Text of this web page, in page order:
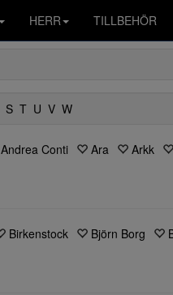
HERR TILLBEHÖR
S T U V W
Andrea Conti Ara Arkk
Birkenstock Björn Borg